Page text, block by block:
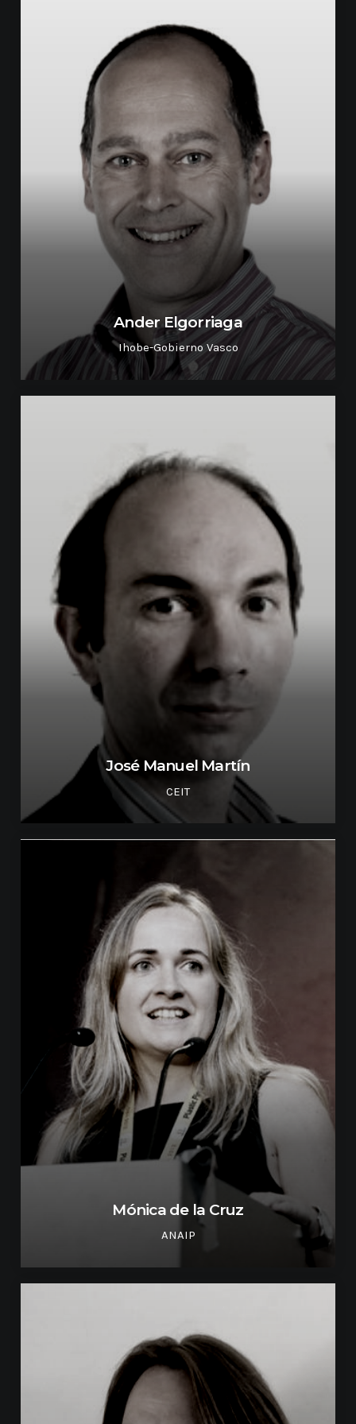
Ander Elgorriaga
Ihobe-Gobierno Vasco
José Manuel Martín
CEIT
Mónica de la Cruz
ANAIP